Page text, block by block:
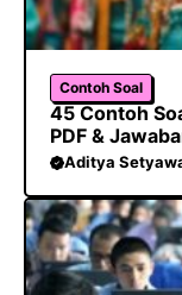
Contoh Soal
45 Contoh
PDF &
Aditya